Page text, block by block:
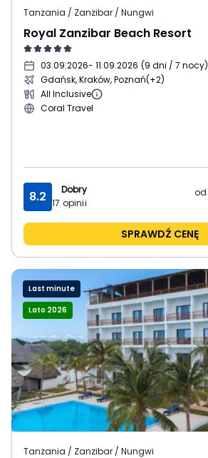
Tanzania / Zanzibar / Nungwi
Royal Zanzibar Beach Resort
03.09.2026- 11.09.2026 (9 dni / 7 nocy)
Gdańsk, Kraków, Poznań(+2)
All Inclusive
Coral Travel
8.2
Dobry
17 opinii
od
SPRAWDŹ CENĘ
Last minute
Lato 2026
Tanzania / Zanzibar / Nungwi